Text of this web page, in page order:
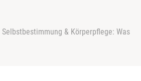
Selbstbestimmung & Körperpflege: Was